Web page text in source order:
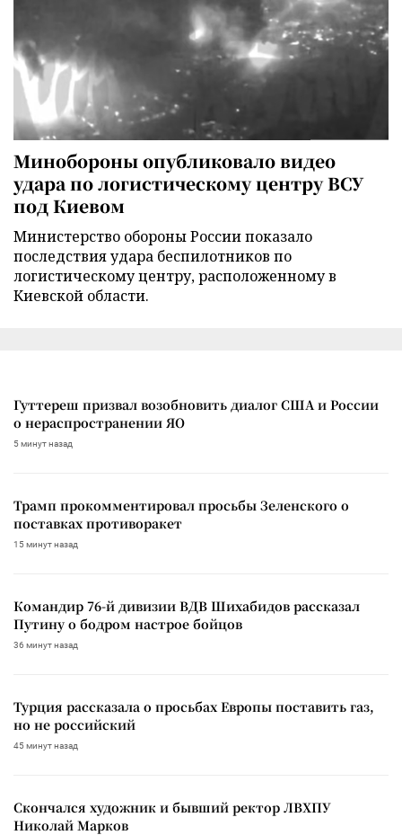
Минобороны опубликовало видео
удара по логистическому центру ВСУ
под Киевом
Министерство обороны России показало
последствия удара беспилотников по
логистическому центру, расположенному в
Киевской области.
Гуттереш призвал возобновить диалог США и России
о нераспространении ЯО
5 минут назад
Трамп прокомментировал просьбы Зеленского о
поставках противоракет
15 минут назад
Командир 76-й дивизии ВДВ Шихабидов рассказал
Путину о бодром настрое бойцов
36 минут назад
Турция рассказала о просьбах Европы поставить газ,
но не российский
45 минут назад
Скончался художник и бывший ректор ЛВХПУ
Николай Марков